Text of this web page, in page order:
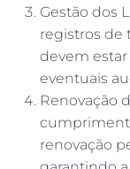
Gestão dos
registros de
devem estar
eventuais
Renovação
renovação